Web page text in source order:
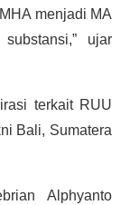
menjadi MA
ujar
terkait RUU
Bali, Sumatera
Alphyanto